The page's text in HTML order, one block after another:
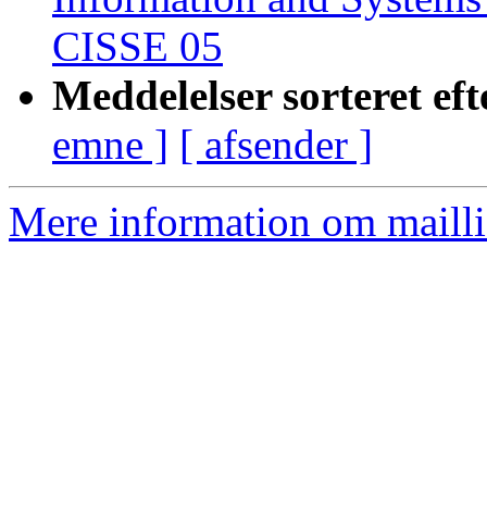
CISSE 05
Meddelelser sorteret
emne ] [ afsender ]
Mere information om